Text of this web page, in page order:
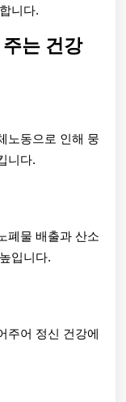
니다.
는 건강
노동으로 인해 뭉
니다.
폐물 배출과 산소
입니다.
주어 정신 건강에